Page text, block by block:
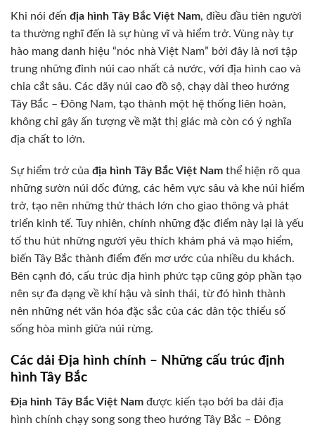
Khi nói đến địa hình Tây Bắc Việt Nam, điều đầu tiên người
ta thường nghĩ đến là sự hùng vĩ và hiểm trở. Vùng này tự
hào mang danh hiệu “nóc nhà Việt Nam” bởi đây là nơi tập
trung những đỉnh núi cao nhất cả nước, với địa hình cao và
chia cắt sâu. Các dãy núi cao đồ sộ, chạy dài theo hướng
Tây Bắc – Đông Nam, tạo thành một hệ thống liên hoàn,
không chỉ gây ấn tượng về mặt thị giác mà còn có ý nghĩa
địa chất to lớn.
Sự hiểm trở của địa hình Tây Bắc Việt Nam thể hiện rõ qua
những sườn núi dốc đứng, các hẻm vực sâu và khe núi hiểm
trở, tạo nên những thử thách lớn cho giao thông và phát
triển kinh tế. Tuy nhiên, chính những đặc điểm này lại là yếu
tố thu hút những người yêu thích khám phá và mạo hiểm,
biến Tây Bắc thành điểm đến mơ ước của nhiều du khách.
Bên cạnh đó, cấu trúc địa hình phức tạp cũng góp phần tạo
nên sự đa dạng về khí hậu và sinh thái, từ đó hình thành
nên những nét văn hóa đặc sắc của các dân tộc thiểu số
sống hòa mình giữa núi rừng.
Các dải Địa hình chính – Những cấu trúc định
hình Tây Bắc
Địa hình Tây Bắc Việt Nam được kiến tạo bởi ba dải địa
hình chính chạy song song theo hướng Tây Bắc – Đông